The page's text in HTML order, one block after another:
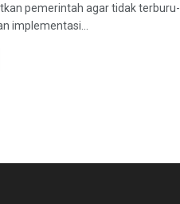
pemerintah agar tidak terburu-
implementasi...